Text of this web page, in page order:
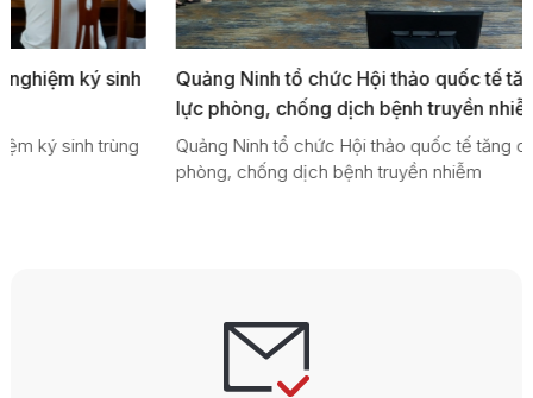
Quảng Ninh tổ chức Hội thảo quốc tế tăng cường năng
lực phòng, chống dịch bệnh truyền nhiễm
Quảng Ninh tổ chức Hội thảo quốc tế tăng cường năng lực
phòng, chống dịch bệnh truyền nhiễm